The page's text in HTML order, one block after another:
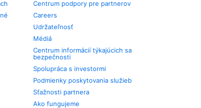
Centrum podpory pre partnerov
Careers
Udržateľnosť
Médiá
Centrum informácií týkajúcich sa
bezpečnosti
Spolupráca s investormi
Podmienky poskytovania služieb
Sťažnosti partnera
Ako fungujeme